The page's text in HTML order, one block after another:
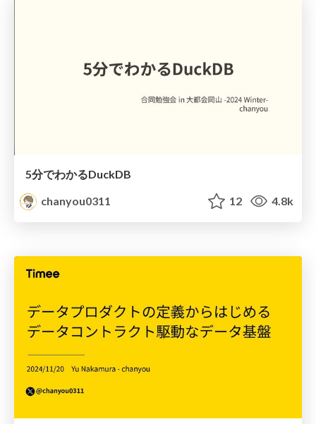
5分でわかるDuckDB
chanyou0311
12 4.8k